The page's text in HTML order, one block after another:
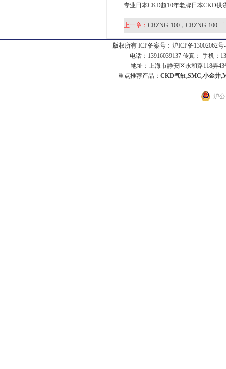
专业日本CKD超10年老牌日本CKD供
上一章： CRZNG-100，CRZNG-100
版权所有 ICP备案号： 沪ICP备13002062号
电话：13916039137 传真： 手机：
地址：上海市静安区永和路118弄43
重点推荐产品： CKD气缸,SMC,小金井
沪公